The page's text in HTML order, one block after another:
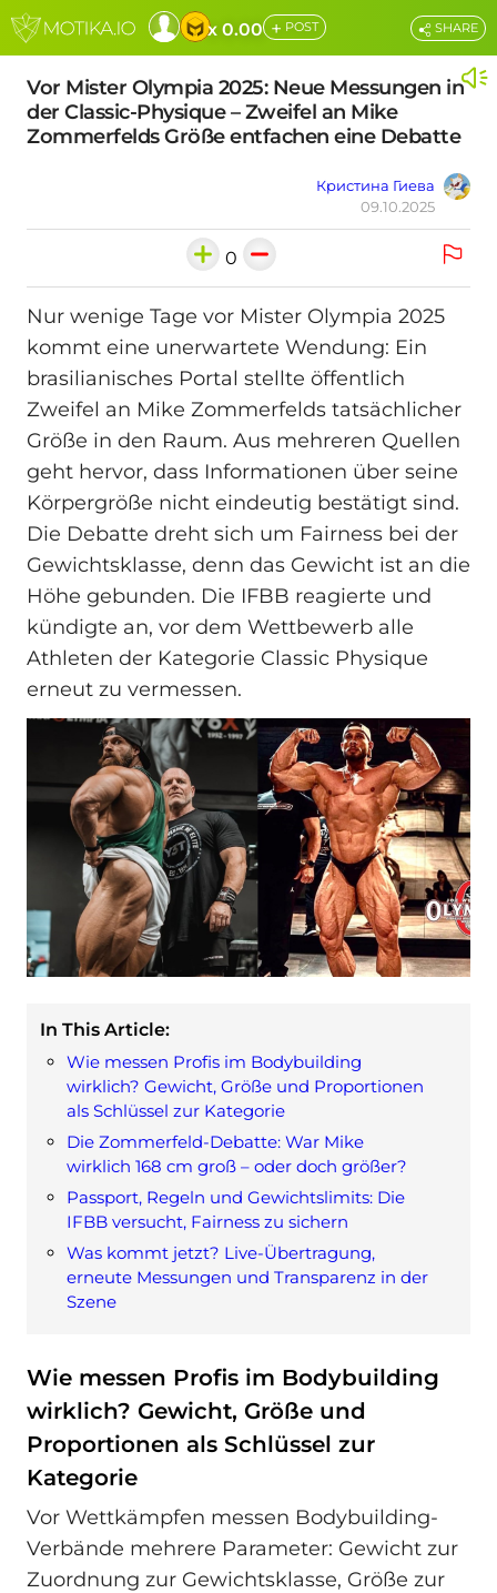
x 0.00 + POST
Vor Mister Olympia 2025: Neue Messungen in
der Classic-Physique – Zweifel an Mike
Zommerfelds Größe entfachen eine Debatte
Кристина Гиева
09.10.2025
SHARE
0
Nur wenige Tage vor Mister Olympia 2025
kommt eine unerwartete Wendung: Ein
brasilianisches Portal stellte öffentlich
Zweifel an Mike Zommerfelds tatsächlicher
Größe in den Raum. Aus mehreren Quellen
geht hervor, dass Informationen über seine
Körpergröße nicht eindeutig bestätigt sind.
Die Debatte dreht sich um Fairness bei der
Gewichtsklasse, denn das Gewicht ist an die
Höhe gebunden. Die IFBB reagierte und
kündigte an, vor dem Wettbewerb alle
Athleten der Kategorie Classic Physique
erneut zu vermessen.
In This Article:
Wie messen Profis im Bodybuilding
wirklich? Gewicht, Größe und Proportionen
als Schlüssel zur Kategorie
Die Zommerfeld-Debatte: War Mike
wirklich 168 cm groß – oder doch größer?
Passport, Regeln und Gewichtslimits: Die
IFBB versucht, Fairness zu sichern
Was kommt jetzt? Live-Übertragung,
erneute Messungen und Transparenz in der
Szene
Wie messen Profis im Bodybuilding
wirklich? Gewicht, Größe und
Proportionen als Schlüssel zur
Kategorie
Vor Wettkämpfen messen Bodybuilding-
Verbände mehrere Parameter: Gewicht zur
Zuordnung zur Gewichtsklasse, Größe zur